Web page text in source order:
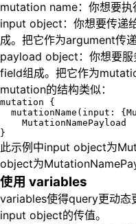
mutation name：你想要执
input object：你想要传递
成。把它作为argument传
payload object：你想要服
field组成。把它作为
mutation的结构类似：
mutation {
mutationName(input:
    MutationNamePayload
此示例中input object为
object为
使用 variables
variables使得query更动态
input object的传值。